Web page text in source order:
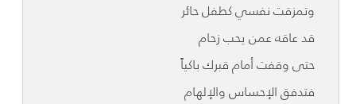
وتمزقت نفسي كطفل حائر
قد عاقه عمن يحب زحام
حتى وقفت أمام قبرك باكياً
فتدفق الإحساس والإلهام